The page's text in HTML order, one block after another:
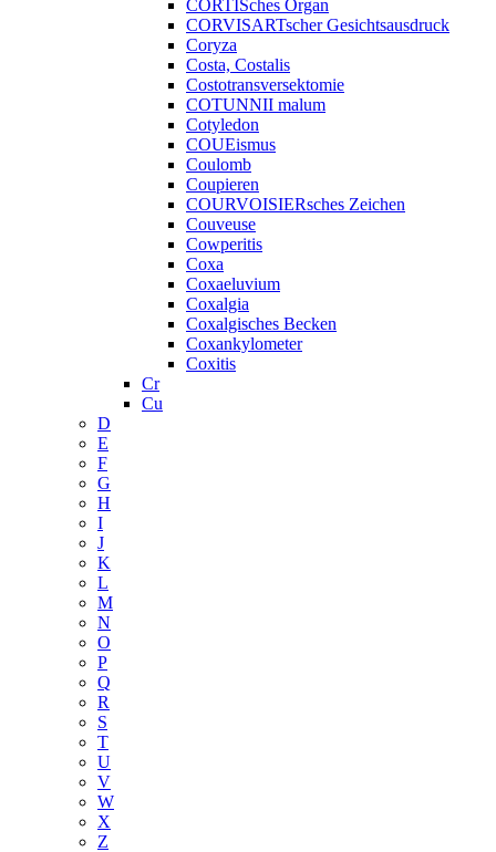
CORTISches Organ
CORVISARTscher Gesichtsausdruck
Coryza
Costa, Costalis
Costotransversektomie
COTUNNII malum
Cotyledon
COUEismus
Coulomb
Coupieren
COURVOISIERsches Zeichen
Couveuse
Cowperitis
Coxa
Coxaeluvium
Coxalgia
Coxalgisches Becken
Coxankylometer
Coxitis
Cr
Cu
D
E
F
G
H
I
J
K
L
M
N
O
P
Q
R
S
T
U
V
W
X
Z